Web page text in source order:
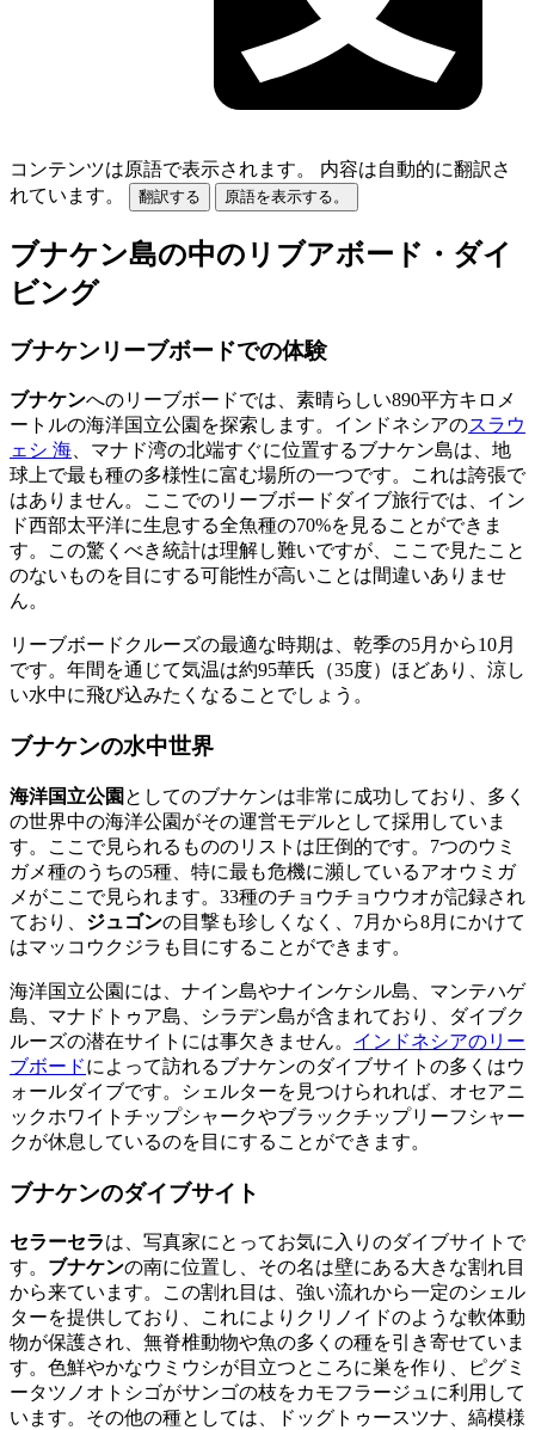
コンテンツは原語で表示されます。
内容は自動的に翻訳さ
れています。
翻訳する 原語を表示する。
ブナケン島の中のリブアボード・ダイ
ビング
ブナケンリーブボードでの体験
ブナケンへのリーブボードでは、素晴らしい890平方キロメ
ートルの海洋国立公園を探索します。インドネシアのスラウ
ェシ 海、マナド湾の北端すぐに位置するブナケン島は、地
球上で最も種の多様性に富む場所の一つです。これは誇張で
はありません。ここでのリーブボードダイブ旅行では、イン
ド西部太平洋に生息する全魚種の70%を見ることができま
す。この驚くべき統計は理解し難いですが、ここで見たこと
のないものを目にする可能性が高いことは間違いありませ
ん。
リーブボードクルーズの最適な時期は、乾季の5月から10月
です。年間を通じて気温は約95華氏（35度）ほどあり、涼し
い水中に飛び込みたくなることでしょう。
ブナケンの水中世界
海洋国立公園 としてのブナケンは非常に成功しており、多く
の世界中の海洋公園がその運営モデルとして採用していま
す。ここで見られるもののリストは圧倒的です。7つのウミ
ガメ種のうちの5種、特に最も危機に瀕しているアオウミガ
メがここで見られます。33種のチョウチョウウオが記録され
ており、 ジュゴンの目撃も珍しくなく、7月から8月にかけて
はマッコウクジラも目にすることができます。
海洋国立公園には、ナイン島やナインケシル島、マンテハゲ
島、マナドトゥア島、シラデン島が含まれており、ダイブク
ルーズの潜在サイトには事欠きません。 インドネシアのリー
ブボードによって訪れるブナケンのダイブサイトの多くはウ
ォールダイブです。シェルターを見つけられれば、オセアニ
ックホワイトチップシャークやブラックチップリーフシャー
クが休息しているのを目にすることができます。
ブナケンのダイブサイト
セラーセラは、写真家にとってお気に入りのダイブサイトで
す。 ブナケンの南に位置し、その名は壁にある大きな割れ目
から来ています。この割れ目は、強い流れから一定のシェル
ターを提供しており、これによりクリノイドのような軟体動
物が保護され、無脊椎動物や魚の多くの種を引き寄せていま
す。色鮮やかなウミウシが目立つところに巣を作り、ピグミ
ータツノオトシゴがサンゴの枝をカモフラージュに利用して
います。その他の種としては、ドッグトゥースツナ、縞模様